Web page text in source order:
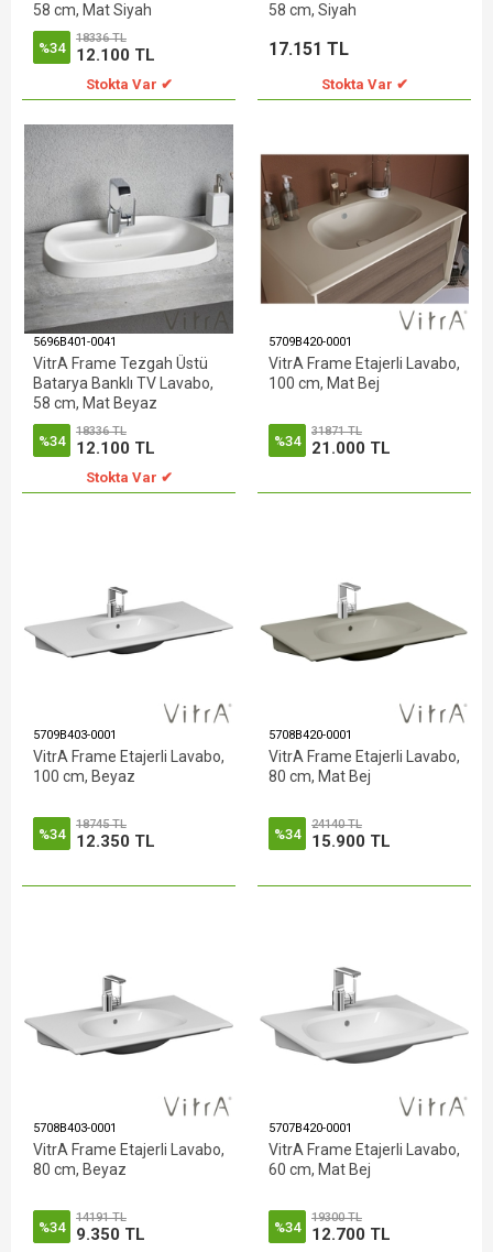
58 cm, Mat Siyah
%34
18336 TL
12.100 TL
Stokta Var ✔
58 cm, Siyah
17.151 TL
Stokta Var ✔
5696B401-0041
VitrA Frame Tezgah Üstü
Batarya Banklı TV Lavabo,
58 cm, Mat Beyaz
%34
18336 TL
12.100 TL
Stokta Var ✔
5709B420-0001
VitrA Frame Etajerli Lavabo,
100 cm, Mat Bej
%34
31871 TL
21.000 TL
5709B403-0001
VitrA Frame Etajerli Lavabo,
100 cm, Beyaz
%34
18745 TL
12.350 TL
5708B420-0001
VitrA Frame Etajerli Lavabo,
80 cm, Mat Bej
%34
24140 TL
15.900 TL
5708B403-0001
VitrA Frame Etajerli Lavabo,
80 cm, Beyaz
%34
14191 TL
9.350 TL
5707B420-0001
VitrA Frame Etajerli Lavabo,
60 cm, Mat Bej
%34
19300 TL
12.700 TL